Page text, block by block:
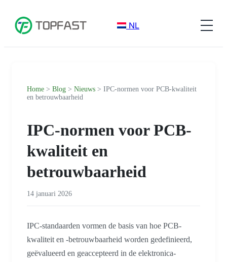
NL
Home > Blog > Nieuws > IPC-normen voor PCB-kwaliteit
en betrouwbaarheid
IPC-normen voor PCB-
kwaliteit en
betrouwbaarheid
14 januari 2026
IPC-standaarden vormen de basis van hoe PCB-
kwaliteit en -betrouwbaarheid worden gedefinieerd,
geëvalueerd en geaccepteerd in de elektronica-